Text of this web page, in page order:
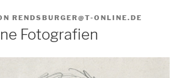
RENDSBURGER@T-ONLINE.DE
Fotografien